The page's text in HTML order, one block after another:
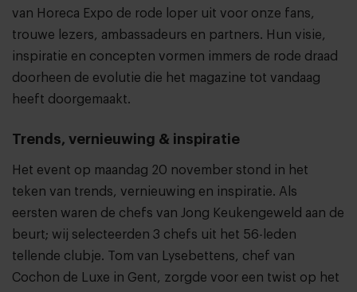
van Horeca Expo de rode loper uit voor onze fans,
trouwe lezers, ambassadeurs en partners. Hun visie,
inspiratie en concepten vormen immers de rode draad
doorheen de evolutie die het magazine tot vandaag
heeft doorgemaakt.
Trends, vernieuwing & inspiratie
Het event op maandag 20 november stond in het
teken van trends, vernieuwing en inspiratie. Als
eersten waren de chefs van Jong Keukengeweld aan de
beurt; wij selecteerden 3 chefs uit het 56-leden
tellende clubje. Tom van Lysebettens, chef van
Cochon de Luxe in Gent, zorgde voor een twist op het